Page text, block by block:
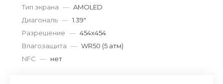
об оплате Плайтом
Тип экрана — AMOLED
Диагональ — 1.39"
Разрешение — 454x454
Влагозащита — WR50 (5 атм)
NFC — нет